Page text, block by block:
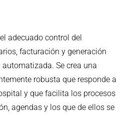
adecuado control del
facturación y generación
Se crea una
robusta que responde a
y que facilita los procesos
agendas y los que de ellos se